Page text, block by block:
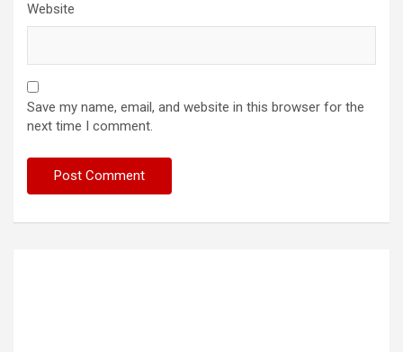
Website
Save my name, email, and website in this browser for the
next time I comment.